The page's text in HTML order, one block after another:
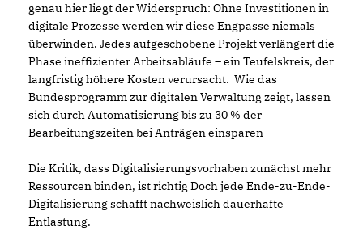
genau hier liegt der Widerspruch: Ohne Investitionen in
digitale Prozesse werden wir diese Engpässe niemals
überwinden. Jedes aufgeschobene Projekt verlängert die
Phase ineffizienter Arbeitsabläufe – ein Teufelskreis, der
langfristig höhere Kosten verursacht. Wie das
Bundesprogramm zur digitalen Verwaltung zeigt, lassen
sich durch Automatisierung bis zu 30 % der
Bearbeitungszeiten bei Anträgen einsparen
Die Kritik, dass Digitalisierungsvorhaben zunächst mehr
Ressourcen binden, ist richtig Doch jede Ende-zu-Ende-
Digitalisierung schafft nachweislich dauerhafte
Entlastung.